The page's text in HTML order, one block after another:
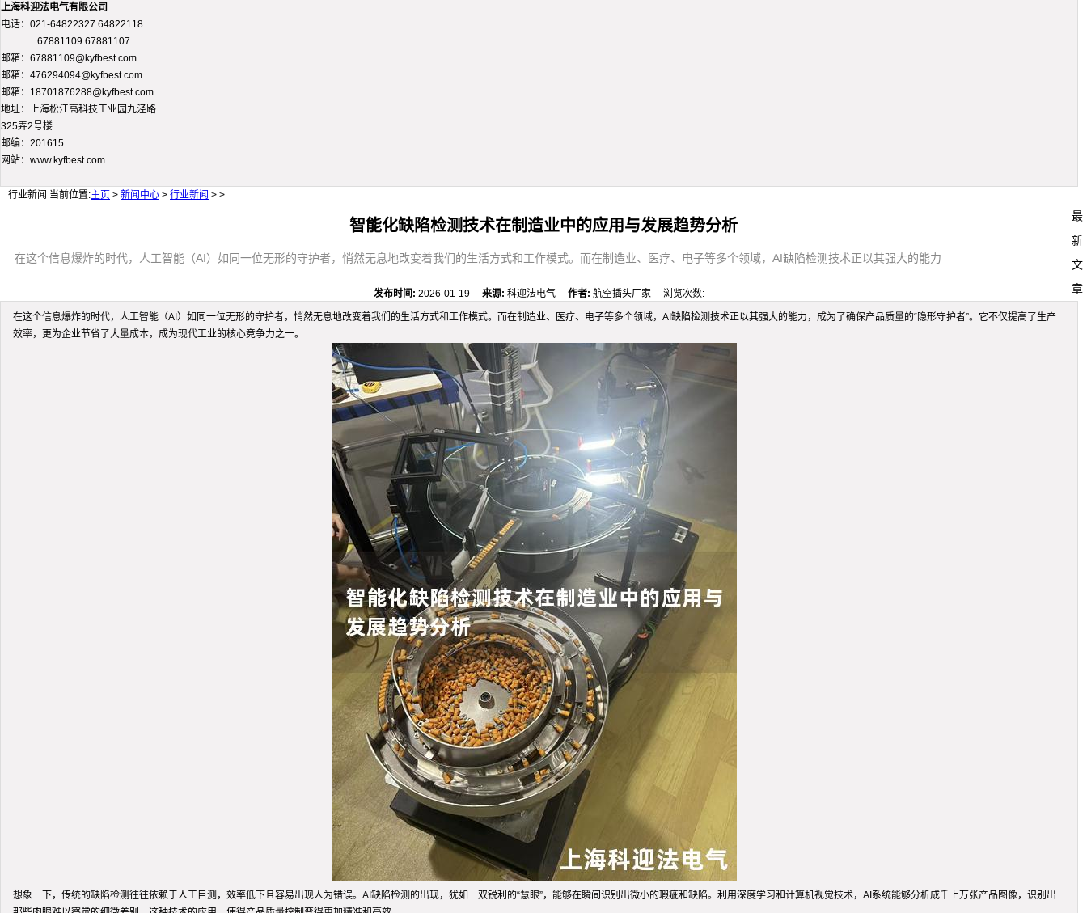
上海科迎法电气有限公司
电话：021-64822327 64822118
67881109 67881107
邮箱：67881109@kyfbest.com
邮箱：476294094@kyfbest.com
邮箱：18701876288@kyfbest.com
地址：上海松江高科技工业园九泾路
325弄2号楼
邮编：201615
网站：www.kyfbest.com
行业新闻 当前位置:主页 > 新闻中心 > 行业新闻 > >
智能化缺陷检测技术在制造业中的应用与发展趋势分析
在这个信息爆炸的时代，人工智能（AI）如同一位无形的守护者，悄然无息地改变着我们的生活方式和工作模式。而在制造业、医疗、电子等多个领域，AI缺陷检测技术正以其强大的能力
发布时间: 2026-01-19来源: 科迎法电气作者: 航空插头厂家 浏览次数:
在这个信息爆炸的时代，人工智能（AI）如同一位无形的守护者，悄然无息地改变着我们的生活方式和工作模式。而在制造业、医疗、电子等多个领域，AI缺陷检测技术正以其强大的能力，成为了确保产品质量的“隐形守护者”。它不仅提高了生产
效率，更为企业节省了大量成本，成为现代工业的核心竞争力之一。
想象一下，传统的缺陷检测往往依赖于人工目测，效率低下且容易出现人为错误。AI缺陷检测的出现，犹如一双锐利的“慧眼”，能够在瞬间识别出微小的瑕疵和缺陷。利用深度学习和计算机视觉技术，AI系统能够分析成千上万张产品图像，识别出
最
新
文
章